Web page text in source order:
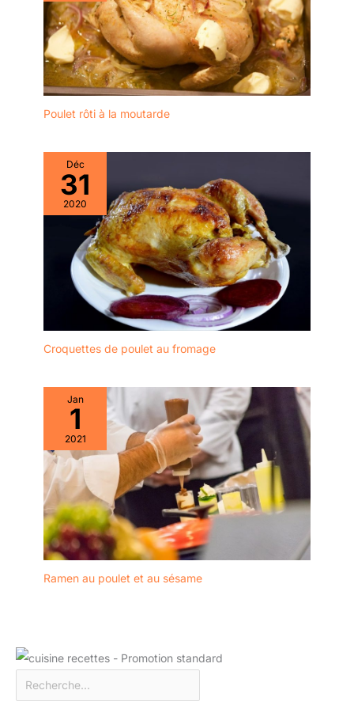
utilisation à long
terme.Chaque paire
d'acier inoxydable les
baguettes ont un motif
différent La gravure sur
les tiges métalliques
réduit la sensation de
être mis au lave-vaisselle
et dans l'armoire de
stérilisation.Résolvez
complètement le
problème du nettoyage
après les repas, même le
lavage à la main ne
laissera pas de saleté et
de taches d'huile.Idéal
pour les baguettes
réutilisables. Si vous ne
pouvez les emmener au
travail et les laver à l'eau
après les repas pour
garder les baguettes
propres. 【Diverses
Applications】 : Nos
baguettes réutilisables
sont indispensables pour
la cuisine asiatique
comme le ragoût de
sushi ramen, le poulet
kung pao et les boulettes
des aliments de tous les
pas et ne se fissurera
pas! Les baguettes
chinoises vont
également au lave-
vaisselle, mais pensez à
acheter un "panier pour
lave-vaisselle" pour
les bras gicleurs, ce qui
pourrait causer des
dommages. Coffret
cadeau exquis:
L'ensemble de baguettes
à sushi est le meilleur
choix de cadeaux pour
vos partenaires
commerciaux, clients,
chance à eux.
baguettes sont idéales
pour manger des sushis,
du riz ou des nouilles et
elles sont excellentes
pour les traiteurs, les
restaurants, les buffets,
les cafétérias, les
restaurants, les cafés ou
tout autre endroit
servant des plats
japonais.
Poulet rôti à la moutarde
Déc
31
2020
Croquettes de poulet au fromage
Jan
1
2021
Ramen au poulet et au sésame